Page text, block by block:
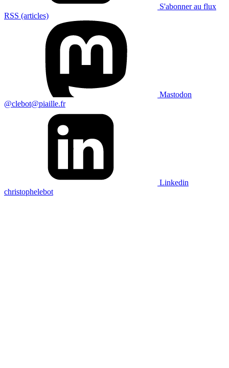
S'abonner au flux
RSS (articles)
Mastodon
@clebot@piaille.fr
Linkedin
christophelebot